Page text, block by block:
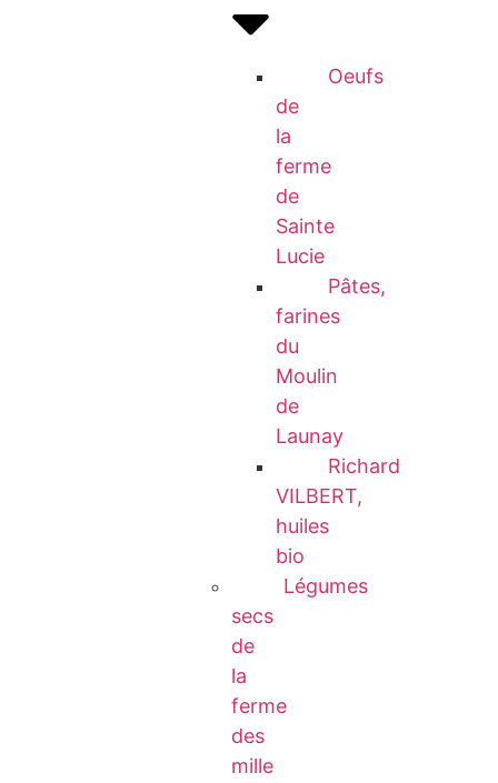
Oeufs
de
la
ferme
de
Sainte
Lucie
Pâtes,
farines
du
Moulin
de
Launay
Richard
VILBERT,
huiles
bio
Légumes
secs
de
la
ferme
des
mille